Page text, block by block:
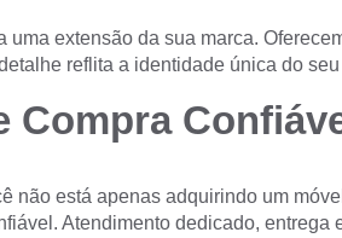
uma extensão da sua marca.
reflita a identidade única do
Compra
não está apenas adquirindo um
Atendimento dedicado, entrega